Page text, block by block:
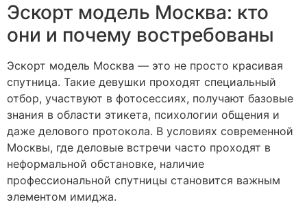
Эскорт модель Москва: кто
они и почему востребованы
Эскорт модель Москва — это не просто красивая
спутница. Такие девушки проходят специальный
отбор, участвуют в фотосессиях, получают базовые
знания в области этикета, психологии общения и
даже делового протокола. В условиях современной
Москвы, где деловые встречи часто проходят в
неформальной обстановке, наличие
профессиональной спутницы становится важным
элементом имиджа.